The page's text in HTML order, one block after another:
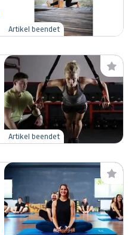
Artikel beendet
Artikel beendet